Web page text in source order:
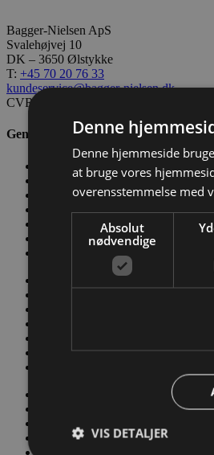
Bagger-Nielsen ApS
Svalehøjvej 10
DK – 3650 Ølstykke
T: +45 70 20 76 33
kundeservice@bagger-nielsen.dk
CVR: 28689217
Genveje
Kontakt os
Værktøjskassen
Nyheder
Salgs- og Leveringsbetingelser
Conditions of Sale and Delivery
Privatlivs- og persondatapolitik
Code of Conduct
Privatlivs- og persondatapolitik
Salgs- og Leveringsbetingelser
Denne
Denne hjemmeside
at bruge vores
overensstemmelse med
Absolut
nødvendige
VIS DETALJER